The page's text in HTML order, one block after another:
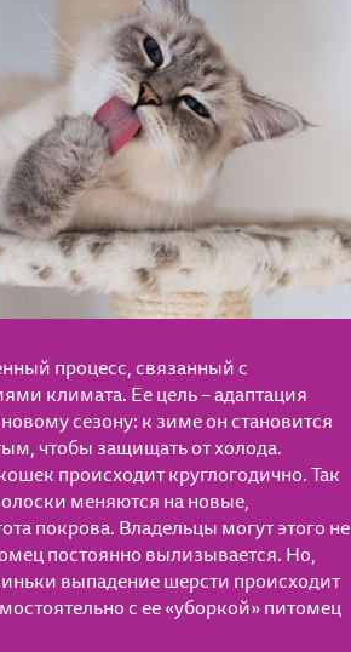
процесс, связанный с
климата. Ее цель – адаптация
сезону: к зиме он становится
чтобы защищать от холода.
происходит круглогодично. Так
меняются на новые,
покрова. Владельцы могут этого не
постоянно вылизывается. Но,
выпадение шерсти происходит
с ее «уборкой» питомец